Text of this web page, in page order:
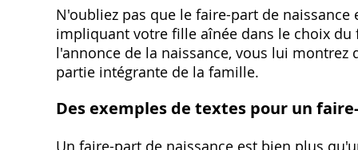
N'oubliez pas que le faire-part de
impliquant votre fille aînée dans le choix
l'annonce de la naissance‚ vous lui
partie intégrante de la famille.
Des exemples de textes pour un